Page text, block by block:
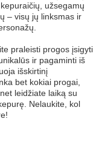
užsegamų
– visų jų linksmas ir
praleisti progos įsigyti
ir pagaminti iš
išskirtinį
bet kokiai progai,
leidžiate laiką su
Nelaukite, kol